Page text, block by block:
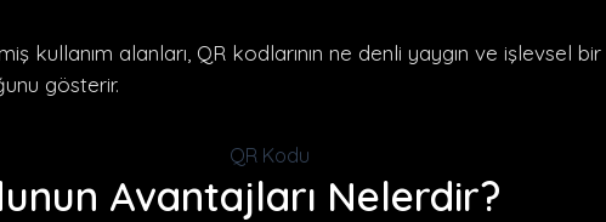
kullanım alanları, QR kodlarının ne denli yaygın ve işlevsel bir
gösterir.
Avantajları Nelerdir?